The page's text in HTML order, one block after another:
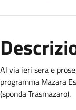
Al via ieri sera e
programma Mazara
(sponda Trasmazaro).